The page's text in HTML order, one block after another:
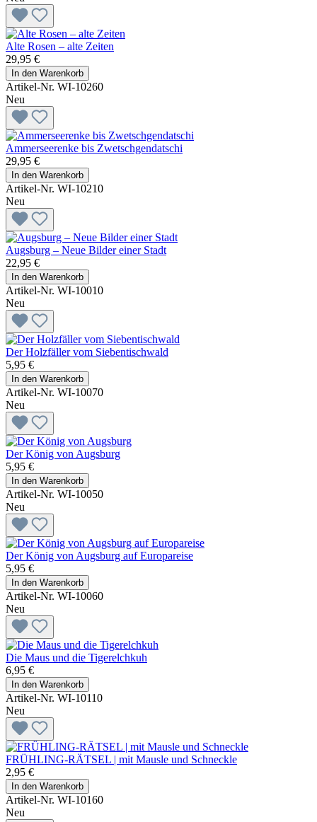
Alte Rosen – alte Zeiten
29,95 €
In den Warenkorb
Artikel-Nr. WI-10260
Neu
Ammerseerenke bis Zwetschgendatschi
29,95 €
In den Warenkorb
Artikel-Nr. WI-10210
Neu
Augsburg – Neue Bilder einer Stadt
22,95 €
In den Warenkorb
Artikel-Nr. WI-10010
Neu
Der Holzfäller vom Siebentischwald
5,95 €
In den Warenkorb
Artikel-Nr. WI-10070
Neu
Der König von Augsburg
5,95 €
In den Warenkorb
Artikel-Nr. WI-10050
Neu
Der König von Augsburg auf Europareise
5,95 €
In den Warenkorb
Artikel-Nr. WI-10060
Neu
Die Maus und die Tigerelchkuh
6,95 €
In den Warenkorb
Artikel-Nr. WI-10110
Neu
FRÜHLING-RÄTSEL | mit Mausle und Schneckle
2,95 €
In den Warenkorb
Artikel-Nr. WI-10160
Neu